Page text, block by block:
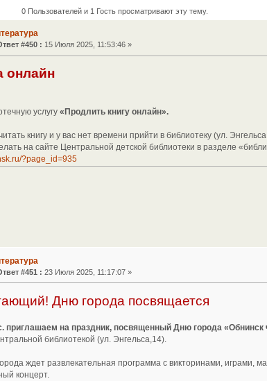
0 Пользователей и 1 Гость просматривают эту тему.
#450 : 15 Июля 2025, 11:53:46 »
онлайн
услугу«Продлить книгу онлайн».
книгу и у вас нет времени прийти в библиотеку (ул.
на сайте Центральной детской библиотеки в разделе
?page_id=935
#451 : 23 Июля 2025, 11:17:07 »
Дню города посвящается
приглашаем на праздник, посвященный Дню города
библиотекой (ул. Энгельса,14).
ждет развлекательная программа с викторинами, играми,
концерт.